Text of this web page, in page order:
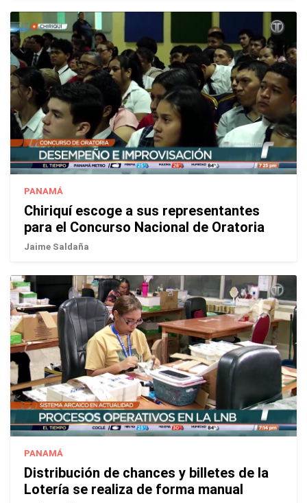
PANAMÁ
Chiriquí escoge a sus representantes
para el Concurso Nacional de Oratoria
Jaime Saldaña
PANAMÁ
Distribución de chances y billetes de la
Lotería se realiza de forma manual